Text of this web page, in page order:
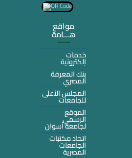
مواقع
هـــامة
خدمات
إلكترونية
بنك المعرفة
المصري
المجلس الأعلى
للجامعات
الموقع
الرسمي
لجامعة أسوان
اتحاد مكتبات
الجامعات
المصرية